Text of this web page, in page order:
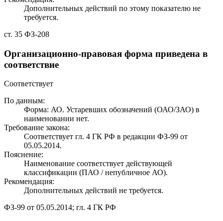
Дополнительных действий по этому показателю не
требуется.
ст. 35 ФЗ-208
Организационно-правовая форма приведена в
соответствие
Соответствует
По данным:
Форма: АО. Устаревших обозначений (ОАО/ЗАО) в
наименовании нет.
Требование закона:
Соответствует гл. 4 ГК РФ в редакции ФЗ-99 от
05.05.2014.
Пояснение:
Наименование соответствует действующей
классификации (ПАО / непубличное АО).
Рекомендация:
Дополнительных действий не требуется.
ФЗ-99 от 05.05.2014; гл. 4 ГК РФ